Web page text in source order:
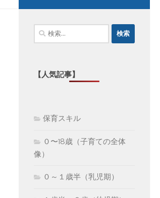
検
索:
【人気記事】
保育スキル
０〜18歳（子育ての全体
像）
０～１歳半（乳児期）